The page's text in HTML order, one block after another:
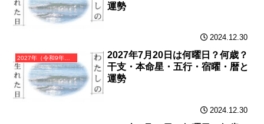
運勢
2024.12.30
2027年（令和9年）丁未（ひのとひつじ）・未年（ひつじ年）カレンダー（月曜はじまり）
2027年7月20日は何曜日？何歳？
干支・本命星・五行・宿曜・暦と
運勢
2024.12.30